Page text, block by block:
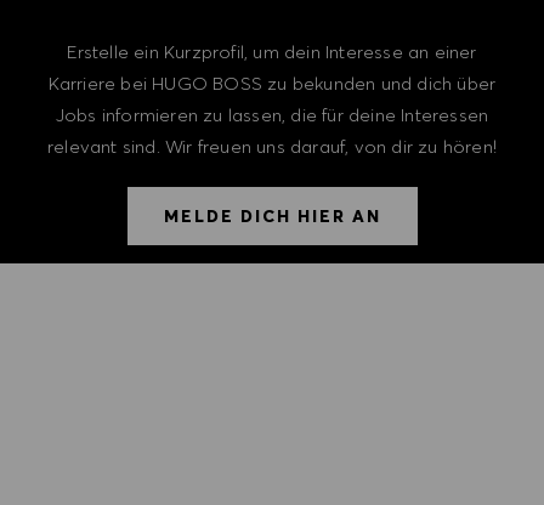
Erstelle ein Kurzprofil, um dein Interesse an einer
Karriere bei HUGO BOSS zu bekunden und dich über
Jobs informieren zu lassen, die für deine Interessen
relevant sind. Wir freuen uns darauf, von dir zu hören!
MELDE DICH HIER AN